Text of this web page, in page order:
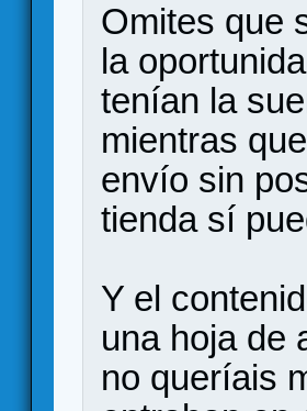
Omites que
la
tenían la
mientras
envío sin
tienda sí
Y el
una hoja de
no queríais